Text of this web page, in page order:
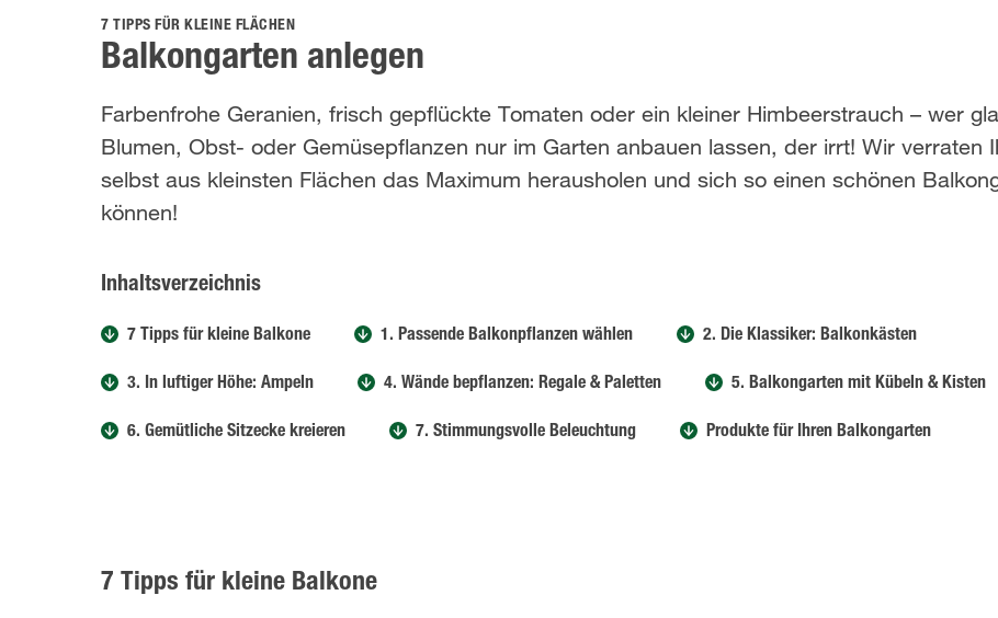
7 TIPPS FÜR KLEINE FLÄCHEN
Balkongarten anlegen
Farbenfrohe Geranien, frisch gepflückte Tomaten oder ein kleiner Himbeerstrauch – wer
Blumen, Obst- oder Gemüsepflanzen nur im Garten anbauen lassen, der irrt! Wir verraten
selbst aus kleinsten Flächen das Maximum herausholen und sich so einen schönen
können!
Inhaltsverzeichnis
7 Tipps für kleine Balkone 1. Passende Balkonpflanzen wählen 2. Die Klassiker: Balkonkästen
3. In luftiger Höhe: Ampeln 4. Wände bepflanzen: Regale & Paletten 5. Balkongarten mit Kübeln & Kisten
6. Gemütliche Sitzecke kreieren 7. Stimmungsvolle Beleuchtung Produkte für Ihren Balkongarten
7 Tipps für kleine Balkone